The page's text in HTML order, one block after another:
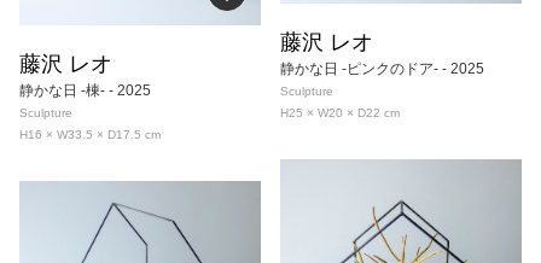
藤沢 レオ
静かな日 -棟- - 2025
Sculpture
H16 × W33.5 × D17.5 cm
藤沢 レオ
静かな日 -ピンクのドア- - 2025
Sculpture
H25 × W20 × D22 cm